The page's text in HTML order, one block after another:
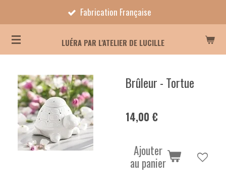
au
contenu
principal
LUÉRA PAR L'ATELIER DE LUCILLE
Fabrication Française
Brûleur - Tortue
14,00 €
Ajouter
au panier